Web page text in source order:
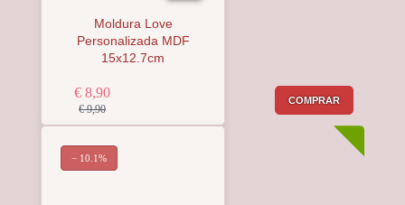
Moldura Love
Personalizada MDF
15x12.7cm
€ 8,90
€ 9,90
COMPRAR
− 10.1%